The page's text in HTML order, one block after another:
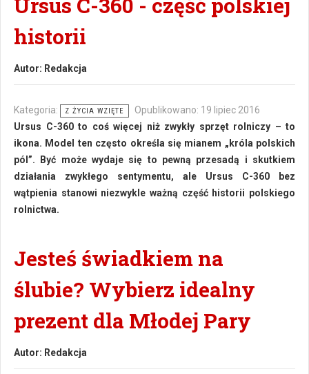
historii
Autor: Redakcja
Kategoria: Z ŻYCIA WZIĘTE
Opublikowano: 19 lipiec 2016
Ursus C-360 to coś więcej niż zwykły sprzęt rolniczy – to
ikona. Model ten często określa się mianem „króla polskich
pól”. Być może wydaje się to pewną przesadą i skutkiem
działania zwykłego sentymentu, ale Ursus C-360 bez
wątpienia stanowi niezwykle ważną część historii polskiego
rolnictwa.
Jesteś świadkiem na
ślubie? Wybierz idealny
prezent dla Młodej Pary
Autor: Redakcja